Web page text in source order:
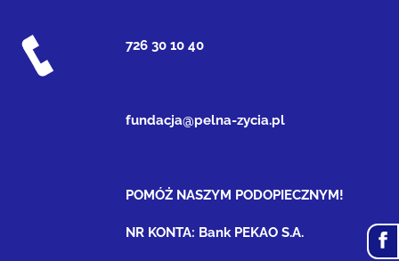
726 30 10 40
fundacja@pelna-zycia.pl
POMÓŻ NASZYM PODOPIECZNYM!
NR KONTA: Bank PEKAO S.A.